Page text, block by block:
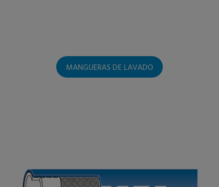
MANGUERAS DE LAVADO